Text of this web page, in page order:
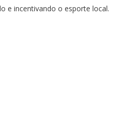
e incentivando o esporte local.